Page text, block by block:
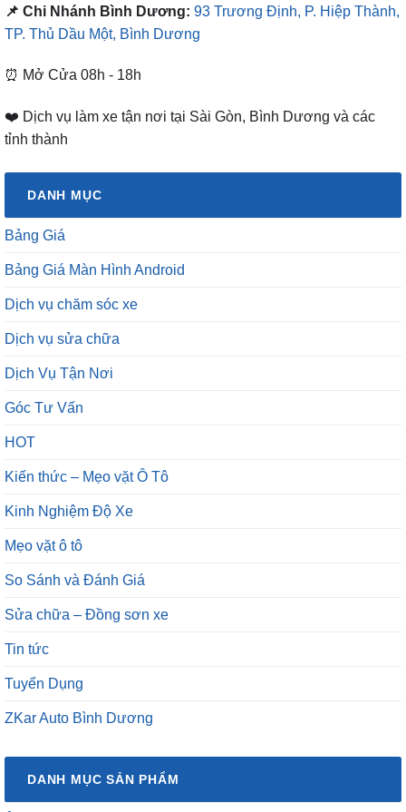
📌 Chi Nhánh Bình Dương: 93 Trương Định, P. Hiệp Thành,
TP. Thủ Dầu Một, Bình Dương
⏰ Mở Cửa 08h - 18h
❤️ Dịch vụ làm xe tận nơi tại Sài Gòn, Bình Dương và các
tỉnh thành
DANH MỤC
Bảng Giá
Bảng Giá Màn Hình Android
Dịch vụ chăm sóc xe
Dịch vụ sửa chữa
Dịch Vụ Tận Nơi
Góc Tư Vấn
HOT
Kiến thức – Mẹo vặt Ô Tô
Kinh Nghiệm Độ Xe
Mẹo vặt ô tô
So Sánh và Đánh Giá
Sửa chữa – Đồng sơn xe
Tin tức
Tuyển Dụng
ZKar Auto Bình Dương
DANH MỤC SẢN PHẨM